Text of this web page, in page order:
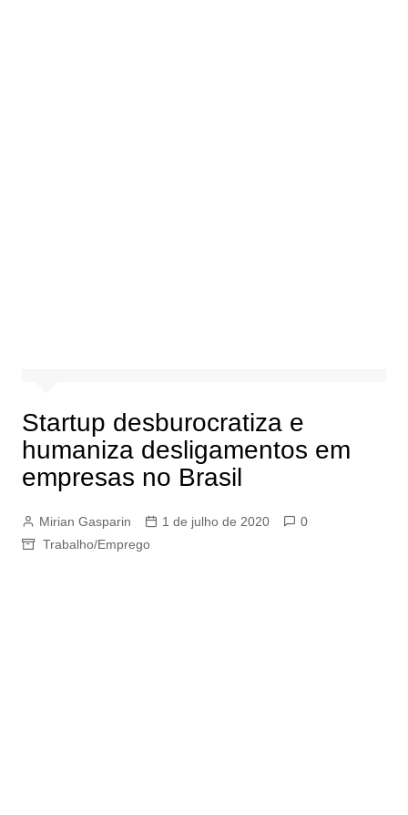
Startup desburocratiza e
humaniza desligamentos em
empresas no Brasil
Mirian Gasparin 1 de julho de 2020
0
Trabalho/Emprego